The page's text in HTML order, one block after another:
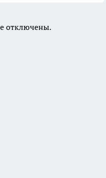
отключены.